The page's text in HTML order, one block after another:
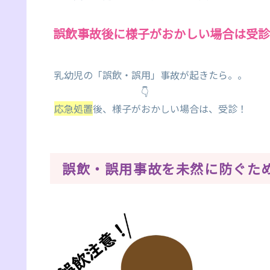
誤飲事故後に様子がおかしい場合は受
乳幼児の「誤飲・誤用」事故が起きたら。。
👇
応急処置後、様子がおかしい場合は、受診！
誤飲・誤用事故を未然に防ぐた